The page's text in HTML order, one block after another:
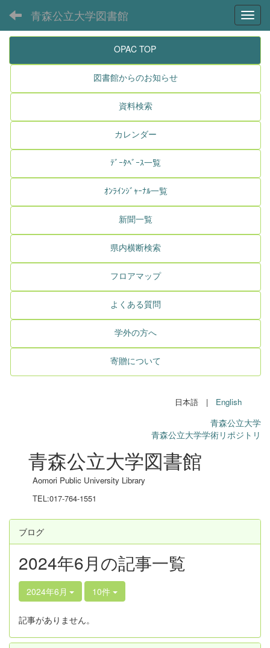
青森公立大学図書館
OPAC TOP
図書館からのお知らせ
資料検索
カレンダー
ﾃﾞｰﾀﾍﾞｰｽ一覧
ｵﾝﾗｲﾝｼﾞｬｰﾅﾙ一覧
新聞一覧
県内横断検索
フロアマップ
よくある質問
学外の方へ
寄贈について
日本語 | English
青森公立大学
青森公立大学学術リポジトリ
青森公立大学図書館
Aomori Public University Library
TEL:017-764-1551
ブログ
2024年6月の記事一覧
2024年6月 10件
記事がありません。